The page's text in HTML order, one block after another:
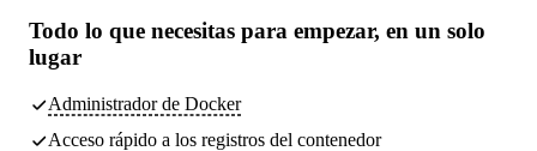
Todo lo que necesitas para empezar, en un solo
lugar
Administrador de Docker
Acceso rápido a los registros del contenedor